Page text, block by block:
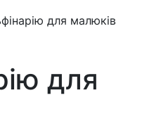
для малюків
для